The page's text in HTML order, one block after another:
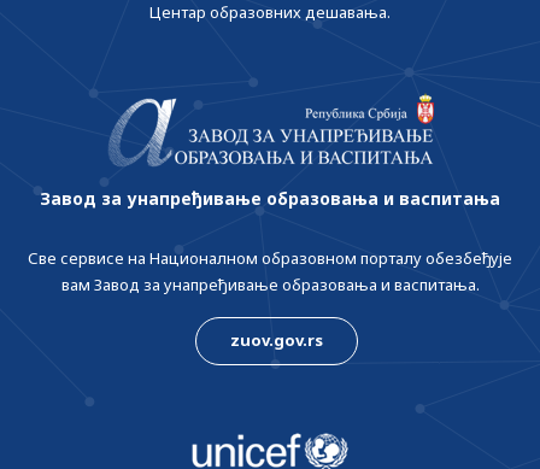
Центар образовних дешавања.
Завод за унапређивање образовања и васпитања
Све сервисе на Националном образовном порталу обезбеђује
вам Завод за унапређивање образовања и васпитања.
zuov.gov.rs